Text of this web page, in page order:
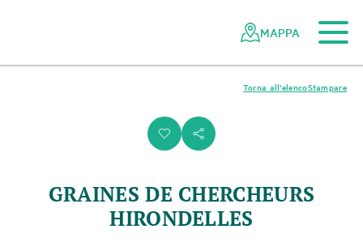
dei
MAPPA
i s
Stampare
Torna all'elenco
GRAINES DE CHERCHEURS
HIRONDELLES